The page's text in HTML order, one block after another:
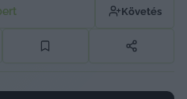
Követés